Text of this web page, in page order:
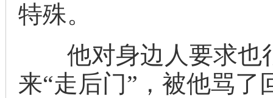
特殊。
他对身边人要求也
来“走后门”，被他骂